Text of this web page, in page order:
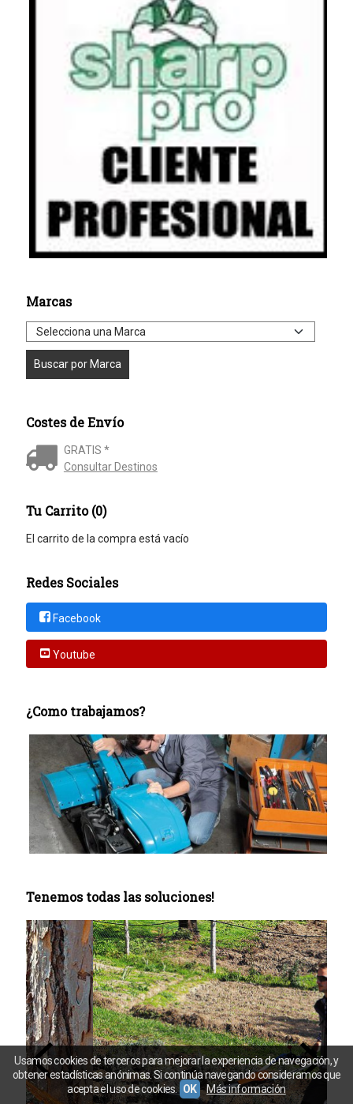
Marcas
Costes de Envío
GRATIS *
Consultar Destinos
Tu Carrito (0)
El carrito de la compra está vacío
Redes Sociales
Facebook
Youtube
¿Como trabajamos?
Tenemos todas las soluciones!
Usamos cookies de terceros para mejorar la experiencia de navegación, y
obtener estadísticas anónimas. Si continúa navegando consideramos que
acepta el uso de cookies. OK Más información